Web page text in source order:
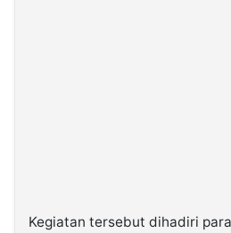
Kegiatan tersebut dihadiri